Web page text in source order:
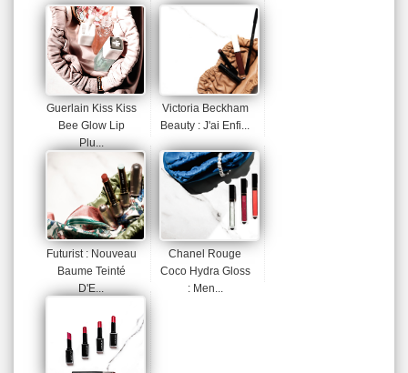
Guerlain Kiss Kiss
Bee Glow Lip
Plu...
Victoria Beckham
Beauty : J'ai Enfi...
Futurist : Nouveau
Baume Teinté
D'E...
Chanel Rouge
Coco Hydra Gloss
: Men...